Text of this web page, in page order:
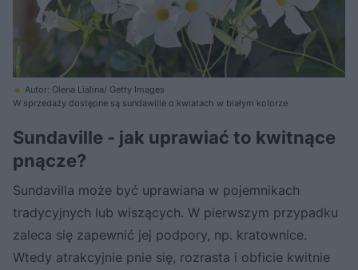
Autor: Olena Lialina/ Getty Images
W sprzedaży dostępne są sundawille o kwiatach w białym kolorze
Sundaville - jak uprawiać to kwitnące
pnącze?
Sundavilla może być uprawiana w pojemnikach
tradycyjnych lub wiszących. W pierwszym przypadku
zaleca się zapewnić jej podpory, np. kratownice.
Wtedy atrakcyjnie pnie się, rozrasta i obficie kwitnie